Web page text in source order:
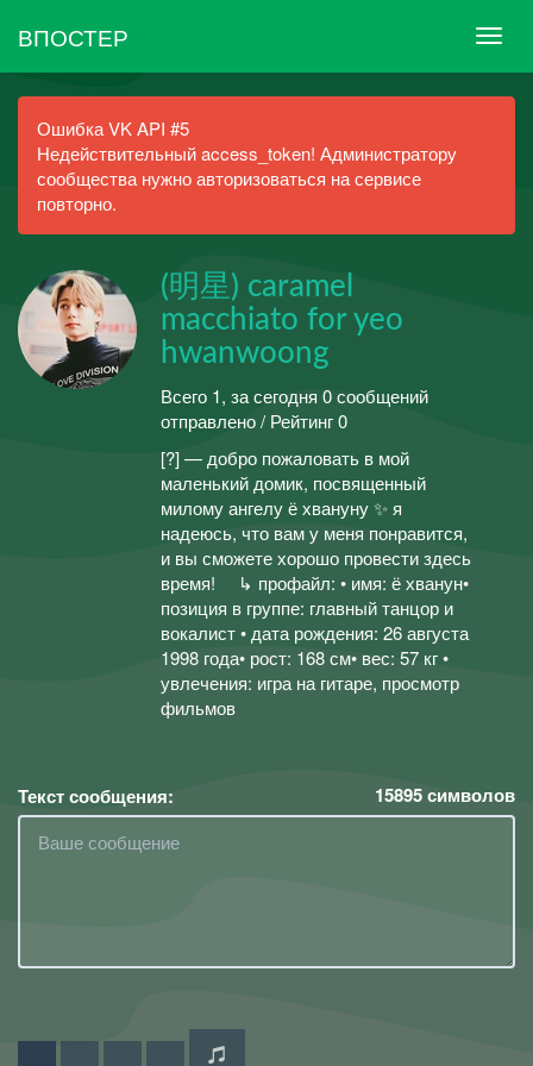
ВПОСТЕР
Ошибка VK API #5
Недействительный access_token! Администратору
сообщества нужно авторизоваться на сервисе
повторно.
(明星) caramel
macchiato for yeo
hwanwoong
Всего 1, за сегодня 0 сообщений
отправлено / Рейтинг 0
[?] — добро пожаловать в мой
маленький домик, посвященный
милому ангелу ё хвануну ✨ я
надеюсь, что вам у меня понравится,
и вы сможете хорошо провести здесь
время! ⠀ ↳ профайл: • имя: ё хванун•
позиция в группе: главный танцор и
вокалист • дата рождения: 26 августа
1998 года• рост: 168 см• вес: 57 кг •
увлечения: игра на гитаре, просмотр
фильмов
Текст сообщения: 15895символов